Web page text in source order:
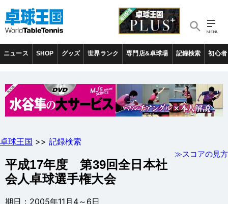
ニュース SHOP グッズ 世界ランク 専門店&卓球場 記録検索 初心者
卓球王国>>記録検索
平成17年度 第39回全日本社
会人卓球選手権大会